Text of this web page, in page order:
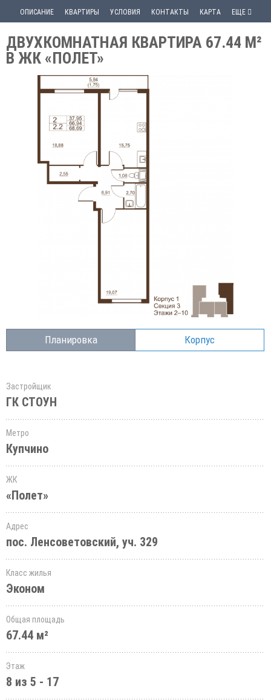
ОПИСАНИЕ КВАРТИРЫ УСЛОВИЯ КОНТАКТЫ КАРТА ЕЩЕ
ДВУХКОМНАТНАЯ КВАРТИРА 67.44 М²
В ЖК «ПОЛЕТ»
Планировка Корпус
Застройщик
ГК СТОУН
Метро
Купчино
ЖК
«Полет»
Адрес
пос. Ленсоветовский, уч. 329
Класс жилья
Эконом
Общая площадь
67.44 м²
Этаж
8 из 5 - 17